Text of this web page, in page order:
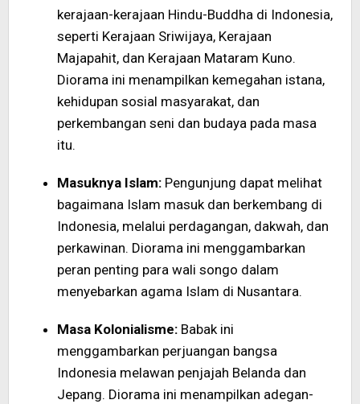
kerajaan-kerajaan Hindu-Buddha di Indonesia,
seperti Kerajaan Sriwijaya, Kerajaan
Majapahit, dan Kerajaan Mataram Kuno.
Diorama ini menampilkan kemegahan istana,
kehidupan sosial masyarakat, dan
perkembangan seni dan budaya pada masa
itu.
Masuknya Islam: Pengunjung dapat melihat
bagaimana Islam masuk dan berkembang di
Indonesia, melalui perdagangan, dakwah, dan
perkawinan. Diorama ini menggambarkan
peran penting para wali songo dalam
menyebarkan agama Islam di Nusantara.
Masa Kolonialisme: Babak ini
menggambarkan perjuangan bangsa
Indonesia melawan penjajah Belanda dan
Jepang. Diorama ini menampilkan adegan-